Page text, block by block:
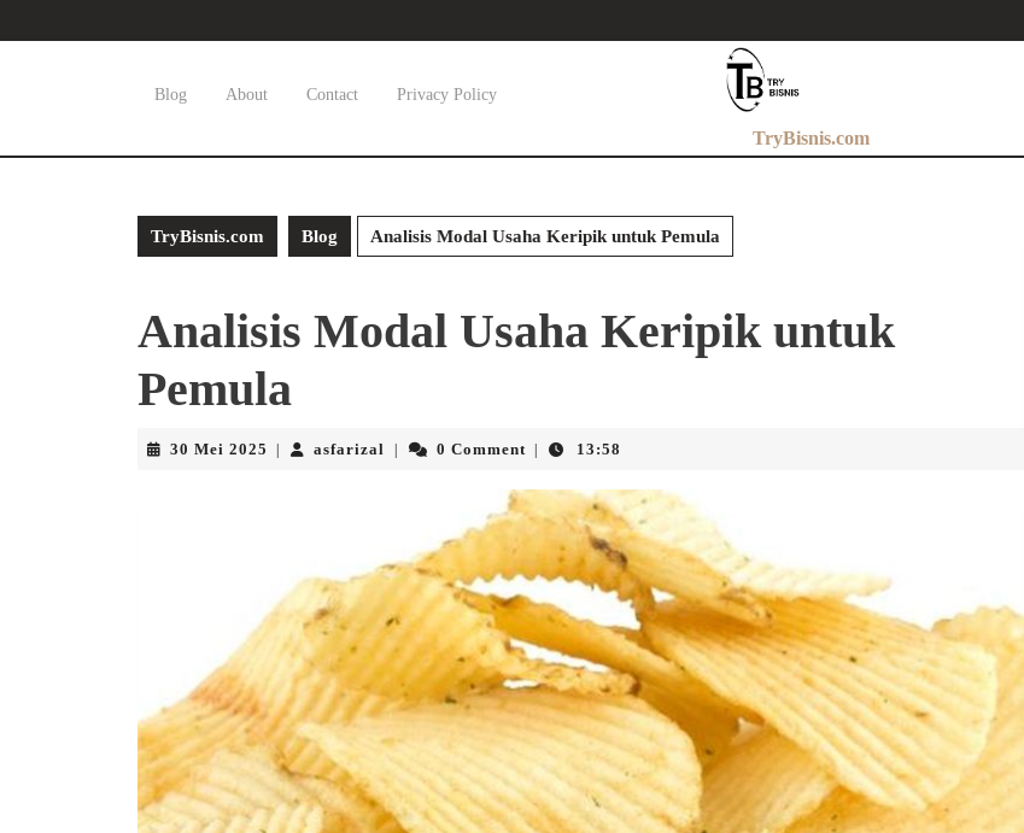
to
Blog About Contact Privacy Policy
TryBisnis.com
TryBisnis.com Blog Analisis Modal Usaha Keripik untuk Pemula
Analisis Modal Usaha Keripik untuk
Pemula
30 Mei 2025 30
asfarizal asfarizal0 Comment 13:58